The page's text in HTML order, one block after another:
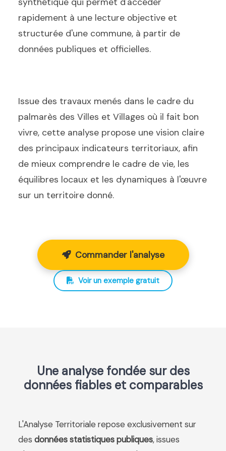
rapidement à une lecture objective et
structurée d'une commune, à partir de
données publiques et officielles.
Issue des travaux menés dans le cadre du
palmarès des Villes et Villages où il fait bon
vivre, cette analyse propose une vision claire
des principaux indicateurs territoriaux, afin
de mieux comprendre le cadre de vie, les
équilibres locaux et les dynamiques à l'œuvre
sur un territoire donné.
Commander l'analyse
Voir un exemple gratuit
Une analyse fondée sur des
données fiables et comparables
L'Analyse Territoriale repose exclusivement sur
des données statistiques publiques, issues